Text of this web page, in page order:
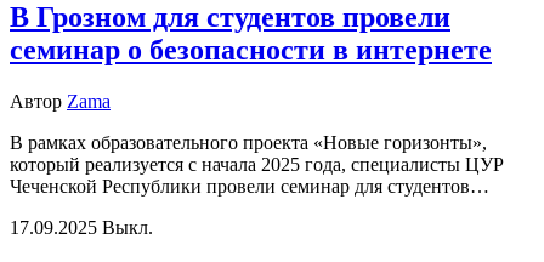
В Грозном для студентов провели
семинар о безопасности в интернете
Автор Zama
В рамках образовательного проекта «Новые горизонты»,
который реализуется с начала 2025 года, специалисты ЦУР
Чеченской Республики провели семинар для студентов…
17.09.2025 Выкл.